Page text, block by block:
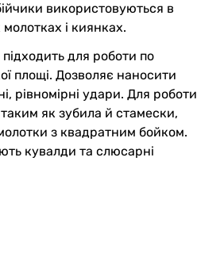
використовуються в
і киянках.
для роботи по
площі. Дозволяє наносити
рівномірні удари. Для роботи
як зубила й стамески,
з квадратним бойком.
кувалди та слюсарні